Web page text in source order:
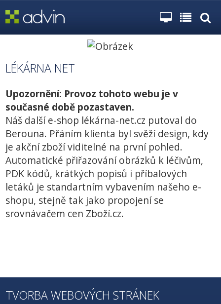
LÉKÁRNA NET
Upozornění: Provoz tohoto webu je v
současné době pozastaven.
Náš další e-shop lékárna-net.cz putoval do
Berouna. Přáním klienta byl svěží design, kdy
je akční zboží viditelné na první pohled.
Automatické přiřazování obrázků k léčivům,
PDK kódů, krátkých popisů i příbalových
letáků je standartním vybavením našeho e-
shopu, stejně tak jako propojení se
srovnávačem cen Zboží.cz.
TVORBA WEBOVÝCH STRÁNEK